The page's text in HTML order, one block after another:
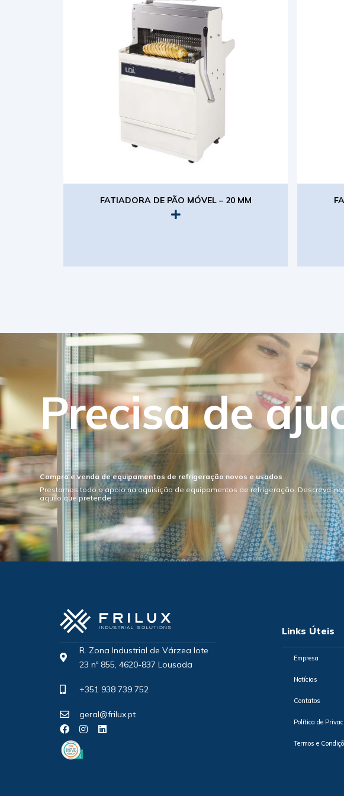
FATIADORA DE PÃO MÓVEL – 20 MM
Precisa de
Compra e venda de equipamentos de refrigeração novos e usados
Prestamos todo o apoio na aquisição de equipamentos de refrigeração. Descreva-
aquilo que pretende.
R. Zona Industrial de Várzea lote
23 nº 855, 4620-837 Lousada
+351 938 739 752
geral@frilux.pt
Links Úteis
Empresa
Notícias
Contatos
Política de
Termos e